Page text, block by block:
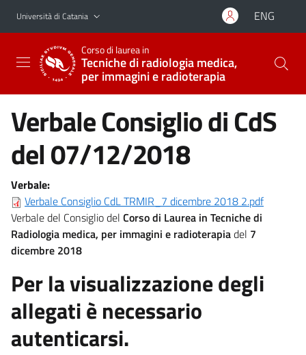
Vai al contenuto principale
Vai al menu di navigazione
Università di Catania ENG
Corso di laurea in
Tecniche di radiologia medica,
per immagini e radioterapia
Verbale Consiglio di CdS
del 07/12/2018
Verbale:
Verbale Consiglio CdL TRMIR_7 dicembre 2018 2.pdf
Verbale del Consiglio del Corso di Laurea in Tecniche di
Radiologia medica, per immagini e radioterapiadel 7
dicembre 2018
Per la visualizzazione degli
allegati è necessario
autenticarsi.